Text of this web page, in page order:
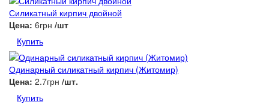
Силикатный кирпич двойной
Цена: 6грн /шт
Купить
Одинарный силикатный кирпич (Житомир)
Цена: 2.7грн /шт.
Купить